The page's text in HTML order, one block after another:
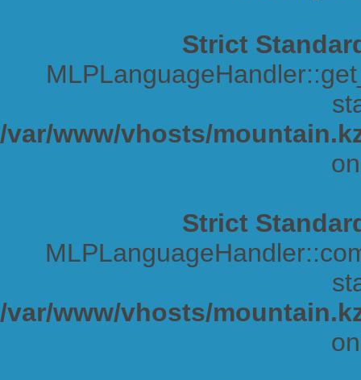
Strict
/var/www/vhosts/
Strict
/var/www/vhosts/